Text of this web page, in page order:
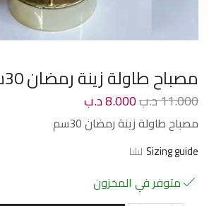
مصباح طاولة زينة رمضان 30سم
11.000د.ب8.000د.ب
مصباح طاولة زينة رمضان 30سم
Sizing guide
متوفر في المخزون